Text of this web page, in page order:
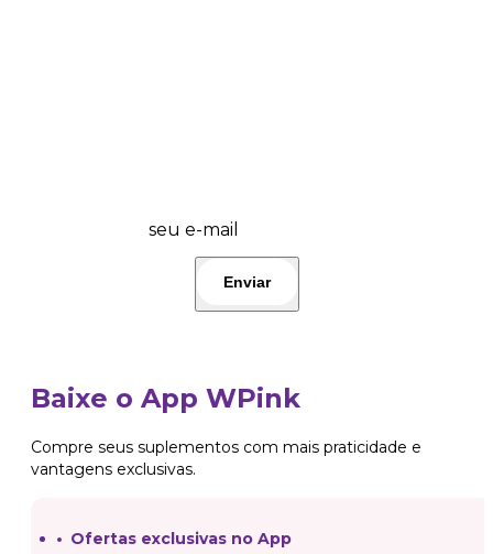
seu e-mail
Baixe o App WPink
Compre seus suplementos com mais praticidade e
vantagens exclusivas.
Ofertas exclusivas no App